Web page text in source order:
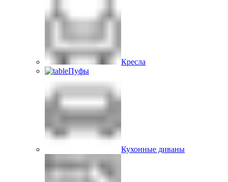
Кресла
Пуфы
Кухонные диваны